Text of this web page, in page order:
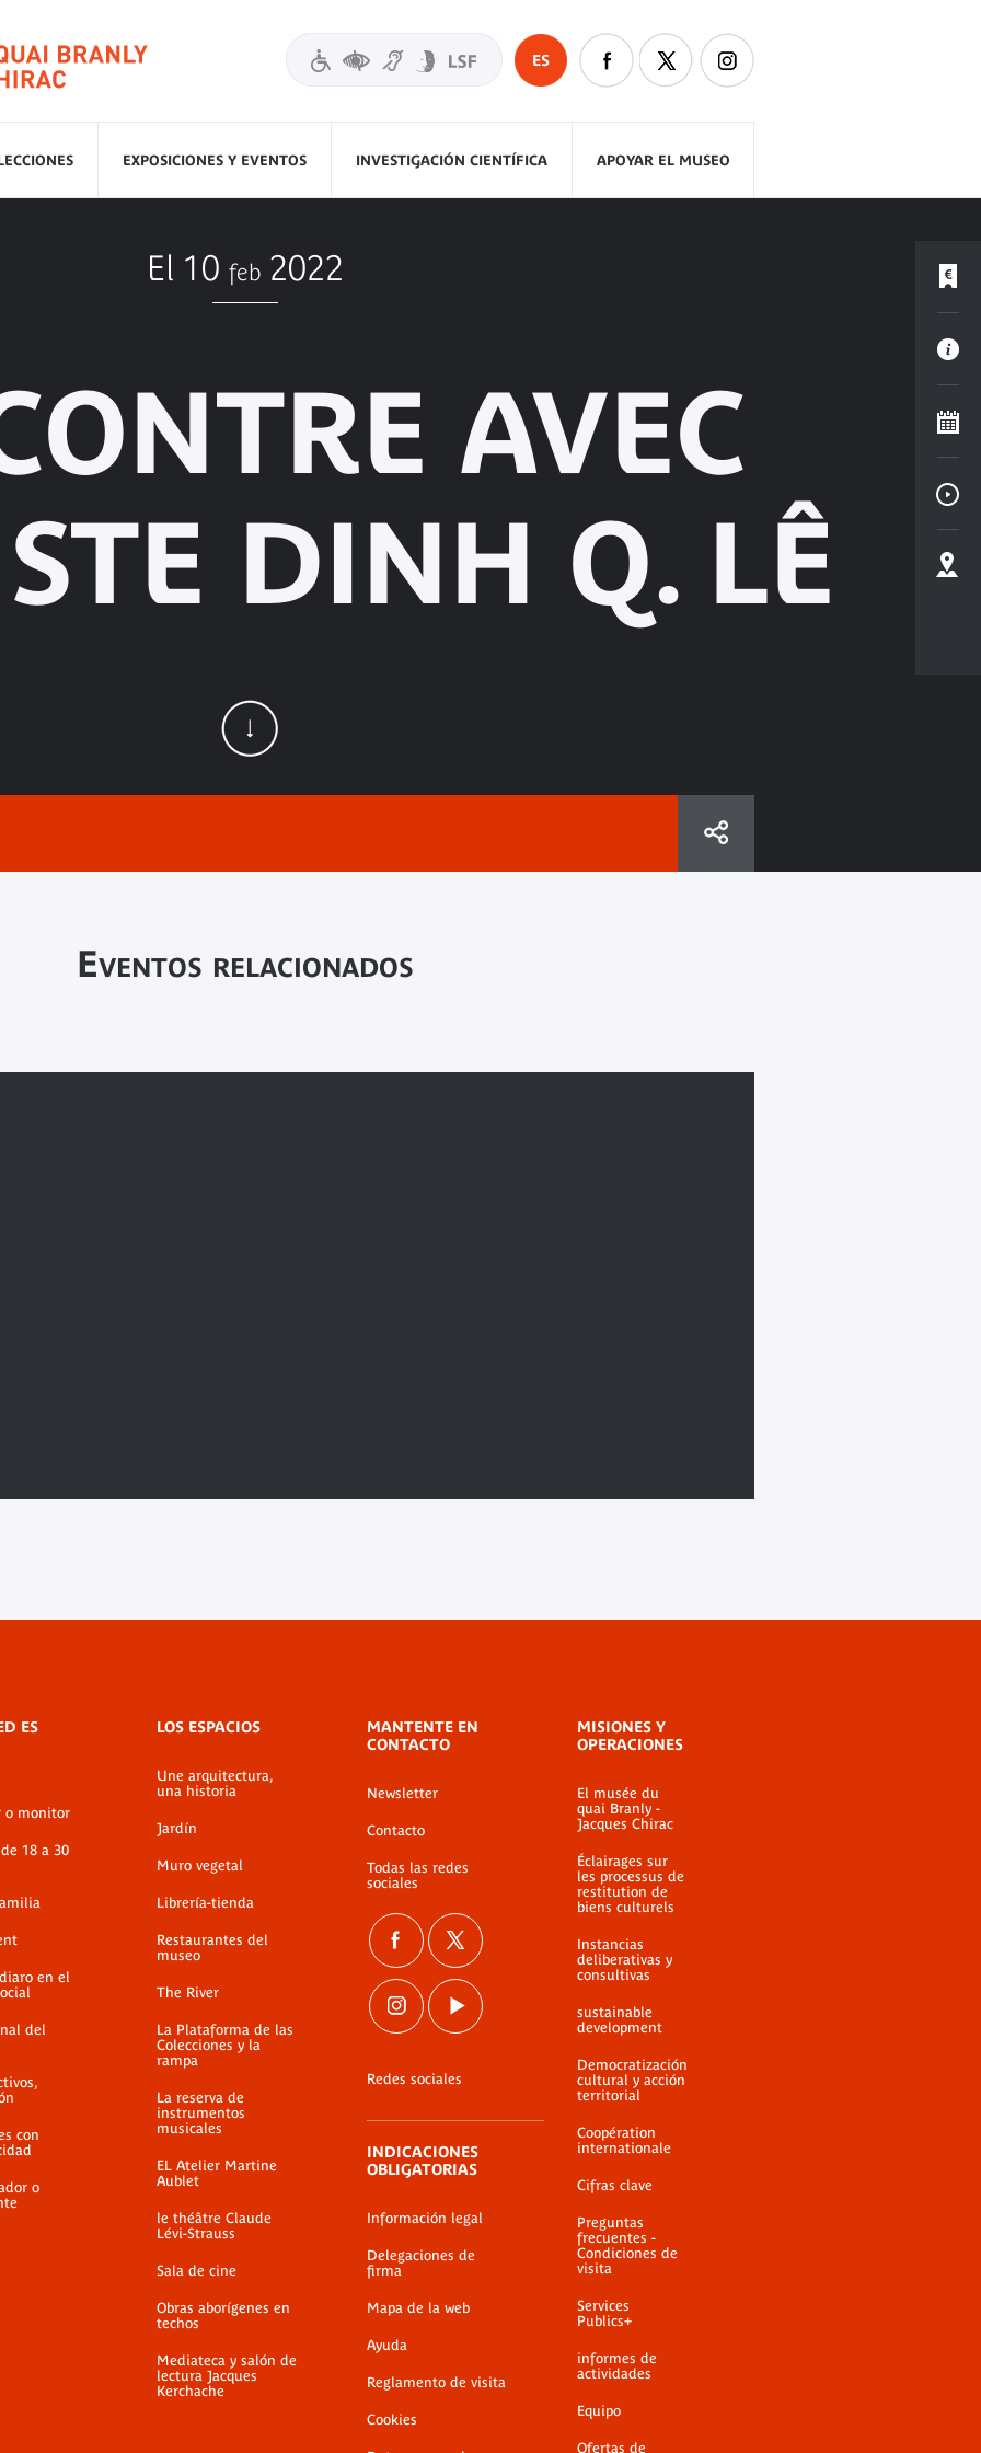
ES
EXPOSICIONES Y EVENTOS INVESTIGACIÓN CIENTÍFICA APOYAR EL MUSEO
El 10 feb 2022
AVEC
DINH Q. LÊ
Eventos relacionados
ES
o monitor
18 a 30
en el
del
con
o
LOS ESPACIOS
Une arquitectura,
una historia
Jardín
Muro vegetal
Librería-tienda
Restaurantes del
museo
The River
La Plataforma de las
Colecciones y la
rampa
La reserva de
instrumentos
musicales
EL Atelier Martine
Aublet
le théâtre Claude
Lévi-Strauss
Sala de cine
Obras aborígenes en
techos
Mediateca y salón de
lectura Jacques
Kerchache
MANTENTE EN
CONTACTO
Newsletter
Contacto
Todas las redes
sociales
Redes sociales
INDICACIONES
OBLIGATORIAS
Información legal
Delegaciones de
firma
Mapa de la web
Ayuda
Reglamento de visita
Cookies
MISIONES Y
OPERACIONES
El musée du
quai Branly -
Jacques Chirac
Éclairages sur
les processus de
restitution de
biens culturels
Instancias
deliberativas y
consultivas
sustainable
development
Democratización
cultural y acción
territorial
Coopération
internationale
Cifras clave
Preguntas
frecuentes -
Condiciones de
visita
Services
Publics+
informes de
actividades
Equipo
Ofertas de